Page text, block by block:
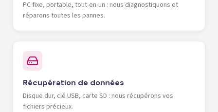
PC fixe, portable, tout-en-un : nous diagnostiquons et
réparons toutes les pannes.
Récupération de données
Disque dur, clé USB, carte SD : nous récupérons vos
fichiers précieux.